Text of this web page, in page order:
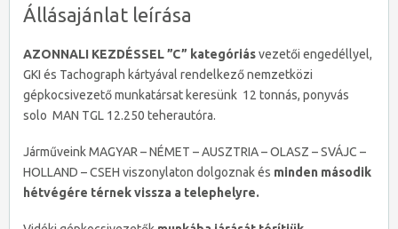
Állásajánlat leírása
AZONNALI KEZDÉSSEL ”C” kategóriásvezetői engedéllyel,
GKI és Tachograph kártyával rendelkező nemzetközi
gépkocsivezető munkatársat keresünk 12 tonnás, ponyvás
solo MAN TGL 12.250 teherautóra.
Járműveink MAGYAR – NÉMET – AUSZTRIA – OLASZ – SVÁJC –
HOLLAND – CSEH viszonylaton dolgoznak és minden második
hétvégére térnek vissza a telephelyre.